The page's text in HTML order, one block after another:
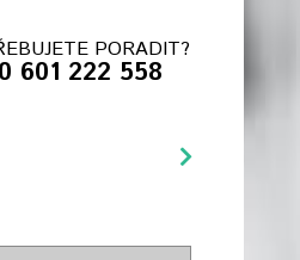
PORADIT?
601 222 558